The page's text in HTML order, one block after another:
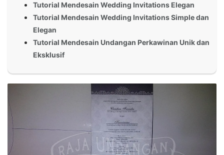
Tutorial Mendesain Wedding Invitations Elegan
Tutorial Mendesain Wedding Invitations Simple dan
Elegan
Tutorial Mendesain Undangan Perkawinan Unik dan
Eksklusif